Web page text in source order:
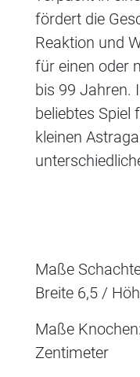
fördert die
Reaktion und
für einen oder
bis 99 Jahren.
beliebtes Spiel
kleinen
Maße
Breite 6,5 /
Maße
Zentimeter